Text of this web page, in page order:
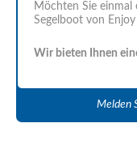
Möchten Sie einmal
Segelboot von Enjoy
Wir bieten Ihnen
Melden